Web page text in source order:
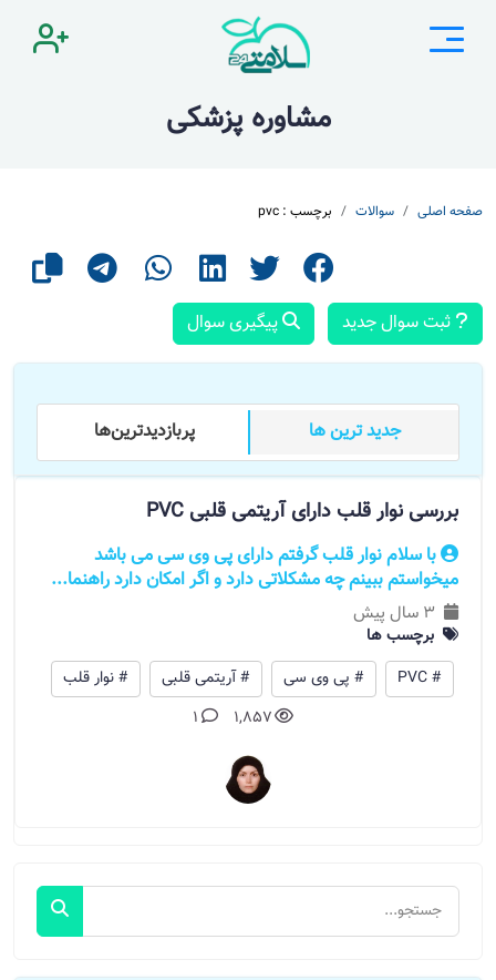
مشاوره پزشکی
صفحه اصلی سوالات برچسب : pvc
ثبت سوال جدید پیگیری سوال
جدید ترین ها پر‌بازدید‌ترین‌ها
بررسی نوار قلب دارای آریتمی قلبی PVC
با سلام نوار قلب گرفتم دارای پی وی سی می باشد
میخواستم ببینم چه مشکلاتی دارد و اگر امکان دارد راهنما...
3 سال پیش
برچسب ها
# PVC
# پی وی سی # آریتمی قلبی
# نوار قلب
1,857
1